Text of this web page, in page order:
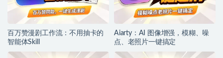
百万赞漫剧工作流：不用抽卡的
智能体Skill
Aiarty：AI 图像增强，模糊、噪
点、老照片一键搞定